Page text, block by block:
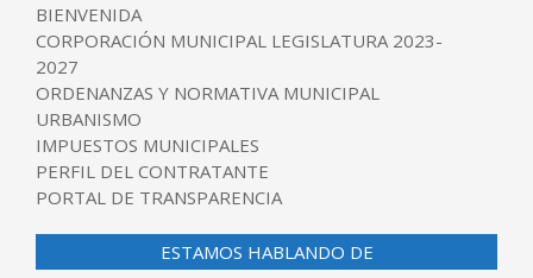
BIENVENIDA
CORPORACIÓN MUNICIPAL LEGISLATURA 2023-
2027
ORDENANZAS Y NORMATIVA MUNICIPAL
URBANISMO
IMPUESTOS MUNICIPALES
PERFIL DEL CONTRATANTE
PORTAL DE TRANSPARENCIA
ESTAMOS HABLANDO DE